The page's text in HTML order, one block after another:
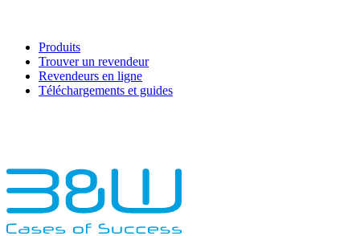
Produits
Trouver un revendeur
Revendeurs en ligne
Téléchargements et guides